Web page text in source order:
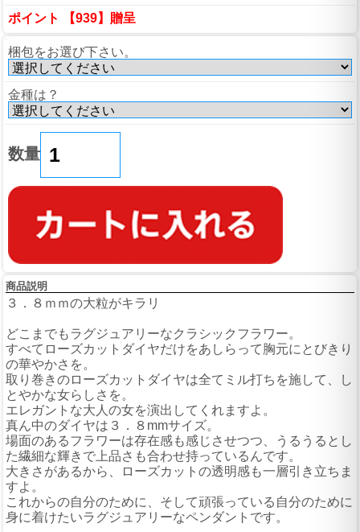
ポイント 【939】贈呈
梱包をお選び下さい。
金種は？
数量
商品説明
３．８ｍｍの大粒がキラリ
どこまでもラグジュアリーなクラシックフラワー。
すべてローズカットダイヤだけをあしらって胸元にとびきり
の華やかさを。
取り巻きのローズカットダイヤは全てミル打ちを施して、し
とやかな女らしさを。
エレガントな大人の女を演出してくれますよ。
真ん中のダイヤは３．８mmサイズ。
場面のあるフラワーは存在感も感じさせつつ、うるうるとし
た繊細な輝きで上品さも合わせ持っているんです。
大きさがあるから、ローズカットの透明感も一層引き立ちま
すよ。
これからの自分のために、そして頑張っている自分のために
身に着けたいラグジュアリーなペンダントです。